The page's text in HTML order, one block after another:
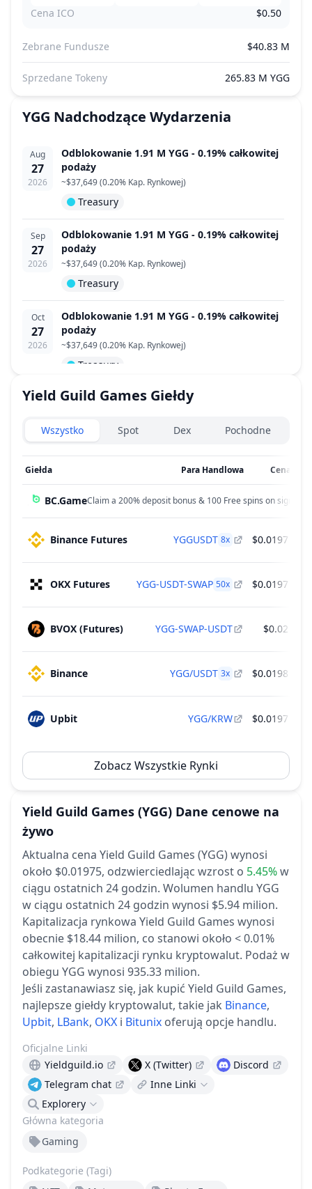
Cena ICO $0.50
Zebrane Fundusze $40.83 M
Sprzedane Tokeny 265.83 M YGG
YGG Nadchodzące Wydarzenia
Aug
27
2026
Odblokowanie 1.91 M YGG - 0.19% całkowitej
podaży
~$37,649(0.20% Kap. Rynkowej)
Treasury
Sep
27
2026
Odblokowanie 1.91 M YGG - 0.19% całkowitej
podaży
~$37,649(0.20% Kap. Rynkowej)
Treasury
Oct
27
2026
Odblokowanie 1.91 M YGG - 0.19% całkowitej
podaży
~$37,649(0.20% Kap. Rynkowej)
Treasury
Nov
2026
Odblokowanie 1.91 M YGG - 0.19% całkowitej
~$37,649 0.20% Kap. Rynkowej)
Treasury
27
2026 ~$37,649 0.20% Kap. Rynkowej
Jan
27
2027
Odblokowanie 1.91 M YGG - 0.19% całkowitej
~$37,649(0.20% Kap. Rynkowej)
Treasury
Yield Guild Games Giełdy
Exchanges type
Wszystko Spot Dex Pochodne
Giełda Para Handlowa Cena
BC.GameClaim a 200% deposit bonus & 100 Free spins on sign up!
Binance Futures YGGUSDT 8x $0.0197
OKX Futures YGG-USDT-SWAP 50x $0.0197
BVOX (Futures) YGG-SWAP-USDT $0.02
Binance YGG/USDT 3x $0.0198
Upbit YGG/KRW $0.0197
Zobacz Wszystkie Rynki
Yield Guild Games (YGG) Dane cenowe na
żywo
Aktualna cena Yield Guild Games (YGG) wynosi
około $0.01975, odzwierciedlając wzrost o 5.45%w
ciągu ostatnich 24 godzin. Wolumen handlu YGG
w ciągu ostatnich 24 godzin wynosi $5.94 milion.
Kapitalizacja rynkowa Yield Guild Games wynosi
obecnie $18.44 milion, co stanowi około < 0.01%
całkowitej kapitalizacji rynku kryptowalut. Podaż w
obiegu YGG wynosi 935.33 milion.
Jeśli zastanawiasz się, jak kupić Yield Guild Games,
najlepsze giełdy kryptowalut, takie jak Binance,
Upbit, LBank, OKX i Bitunix oferują opcje handlu.
Główna kategoria
Gaming
Podkategorie (Tagi)
Oficjalne Linki
Yieldguild.io
X (Twitter)
Discord
Telegram chat
Inne Linki
Explorery